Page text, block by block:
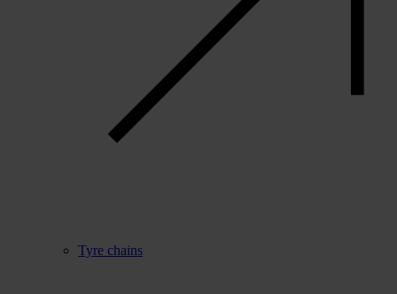
Tyre chains